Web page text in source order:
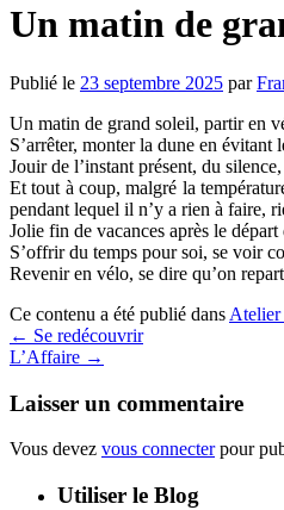
Un matin de
Publié le 23 septembre 2025 par
Un matin de grand soleil, partir en
S’arrêter, monter la dune en évitant
Jouir de l’instant présent, du
Et tout à coup, malgré la
pendant lequel il n’y a rien à faire,
Jolie fin de vacances après le
S’offrir du temps pour soi, se voir
Revenir en vélo, se dire qu’on
Ce contenu a été publié dans Atelier
← Se redécouvrir
L’Affaire →
Laisser un commentaire
Vous devez vous connecterpour
Utiliser le Blog